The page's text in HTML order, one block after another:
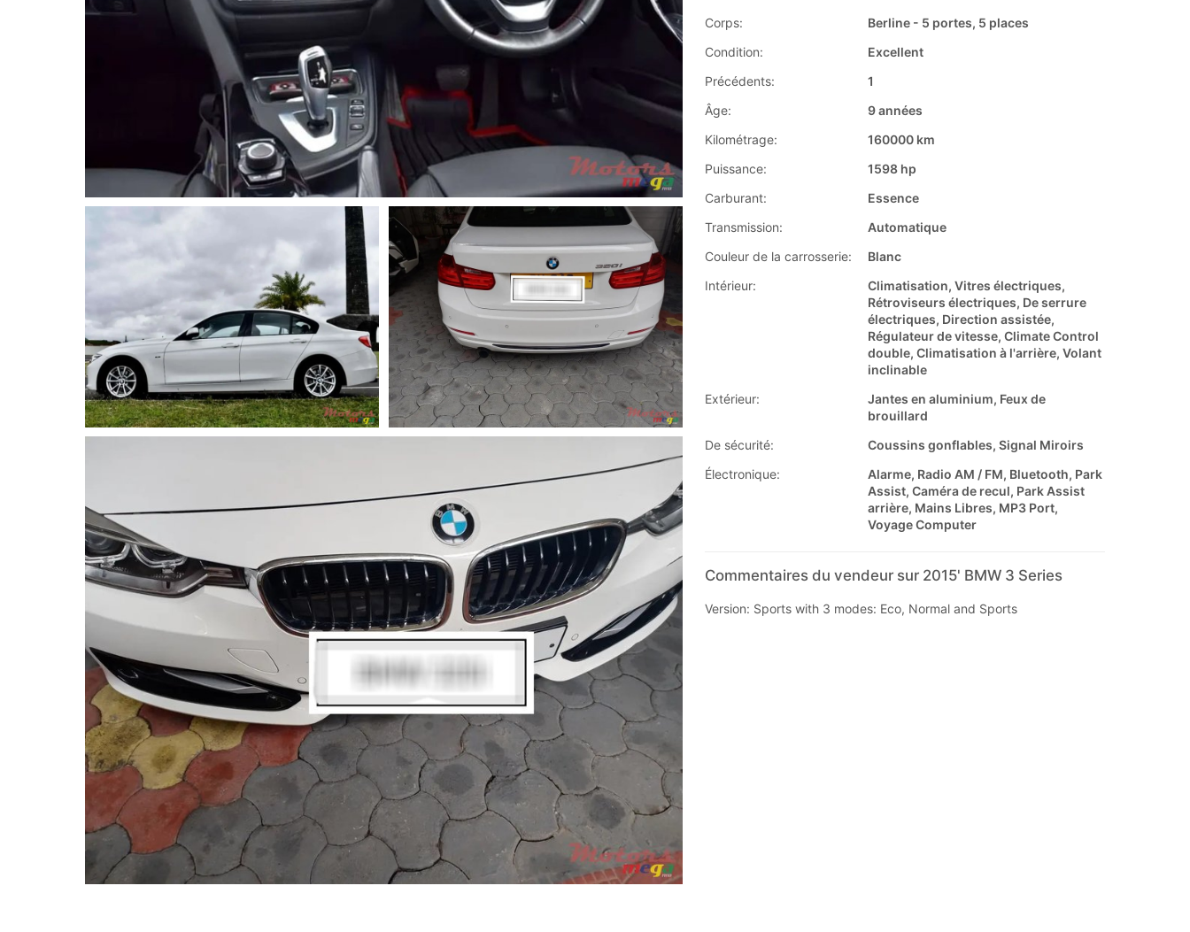
Corps:
Berline - 5 portes, 5 places
Condition:
Excellent
Précédents:
1
Âge:
9 années
Kilométrage:
160000 km
Puissance:
1598 hp
Carburant:
Essence
Transmission:
Automatique
Couleur de la carrosserie:
Blanc
Intérieur:
Climatisation, Vitres électriques,
Rétroviseurs électriques, De serrure
électriques, Direction assistée,
Régulateur de vitesse, Climate Control
double, Climatisation à l'arrière, Volant
inclinable
Extérieur:
Jantes en aluminium, Feux de
brouillard
De sécurité:
Coussins gonflables, Signal Miroirs
Électronique:
Alarme, Radio AM / FM, Bluetooth, Park
Assist, Caméra de recul, Park Assist
arrière, Mains Libres, MP3 Port,
Voyage Computer
Commentaires du vendeur sur 2015' BMW 3 Series
Version: Sports with 3 modes: Eco, Normal and Sports